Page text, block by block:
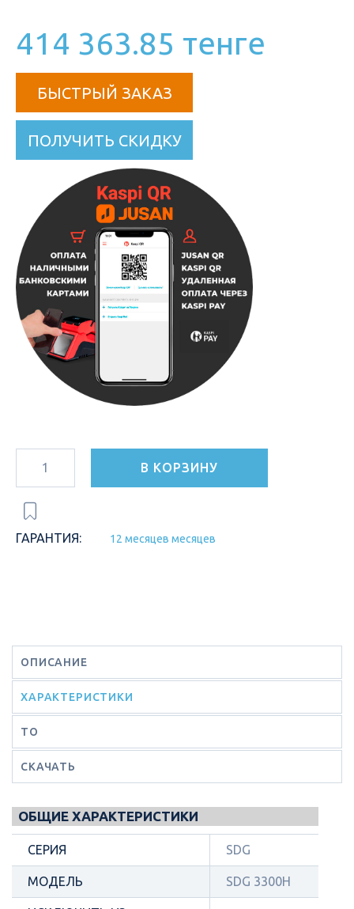
414 363.85 тенге
БЫСТРЫЙ ЗАКАЗ
ПОЛУЧИТЬ СКИДКУ
В КОРЗИНУ
ГАРАНТИЯ: 12 месяцев месяцев
ОПИСАНИЕ
ХАРАКТЕРИСТИКИ
ТО
СКАЧАТЬ
ОБЩИЕ ХАРАКТЕРИСТИКИ
СЕРИЯ SDG
МОДЕЛЬ SDG 3300H